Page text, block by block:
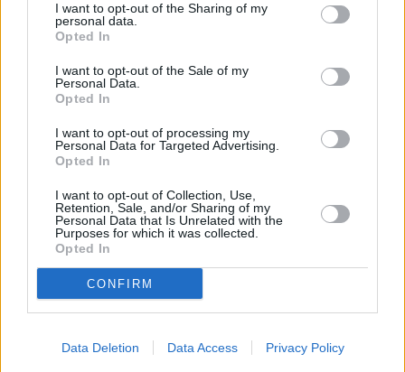
I want to opt-out of the Sharing of my
personal data.
Opted In
I want to opt-out of the Sale of my
Personal Data.
Opted In
I want to opt-out of processing my
Personal Data for Targeted Advertising.
Opted In
I want to opt-out of Collection, Use,
Retention, Sale, and/or Sharing of my
Personal Data that Is Unrelated with the
Purposes for which it was collected.
Opted In
CONFIRM
Data Deletion Data Access Privacy Policy
REHUBS: Από τη Θεσσαλονίκη η νέα «ασπίδα»
των αγροτών της ΕΕ απέναντι στην κλιματική